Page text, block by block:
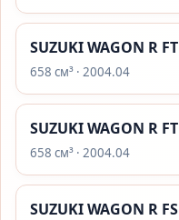
SUZUKI WAGON R FT
658 см³ · 2004.04
SUZUKI WAGON R FT
658 см³ · 2004.04
SUZUKI WAGON R FS